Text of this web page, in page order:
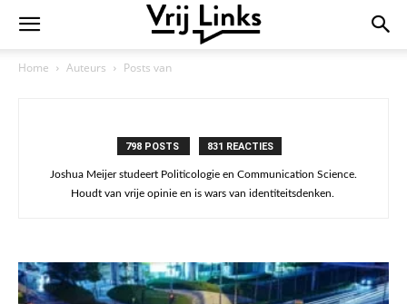
Home Auteurs Posts van
798 POSTS 831 REACTIES
Joshua Meijer studeert Politicologie en Communication Science.
Houdt van vrije opinie en is wars van identiteitsdenken.